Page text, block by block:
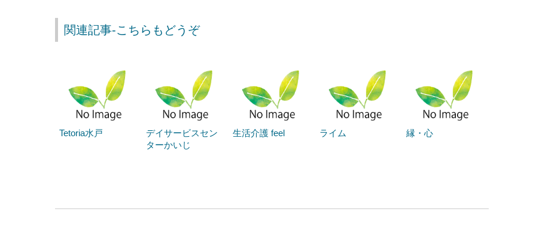
関連記事-こちらもどうぞ
Tetoria水戸
デイサービスセン
ターかいじ
生活介護 feel ライム 縁・心